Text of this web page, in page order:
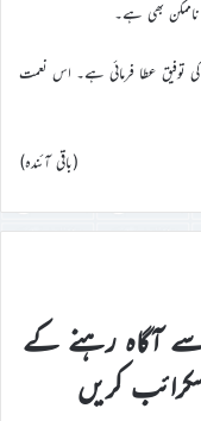
بھی ہے۔
توفیق عطا فرمائی ہے۔ اس نعمت
(باقی آئندہ)
سے آگاہ رہنے کے
کریں